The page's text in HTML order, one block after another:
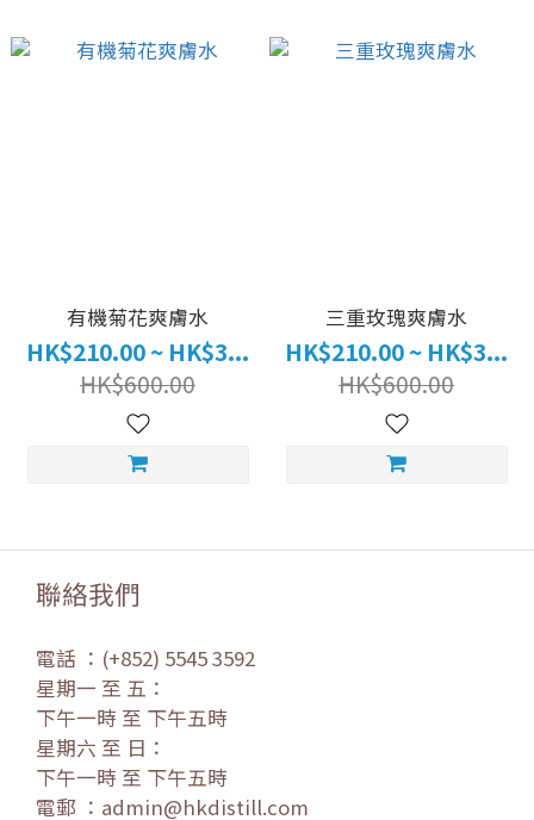
有機菊花爽膚水
HK$210.00 ~ HK$3...
HK$600.00
三重玫瑰爽膚水
HK$210.00 ~ HK$3...
HK$600.00
聯絡我們
電話 ：(+852) 5545 3592
星期一 至 五：
下午一時 至 下午五時
星期六 至 日：
下午一時 至 下午五時
電郵 ：admin@hkdistill.com